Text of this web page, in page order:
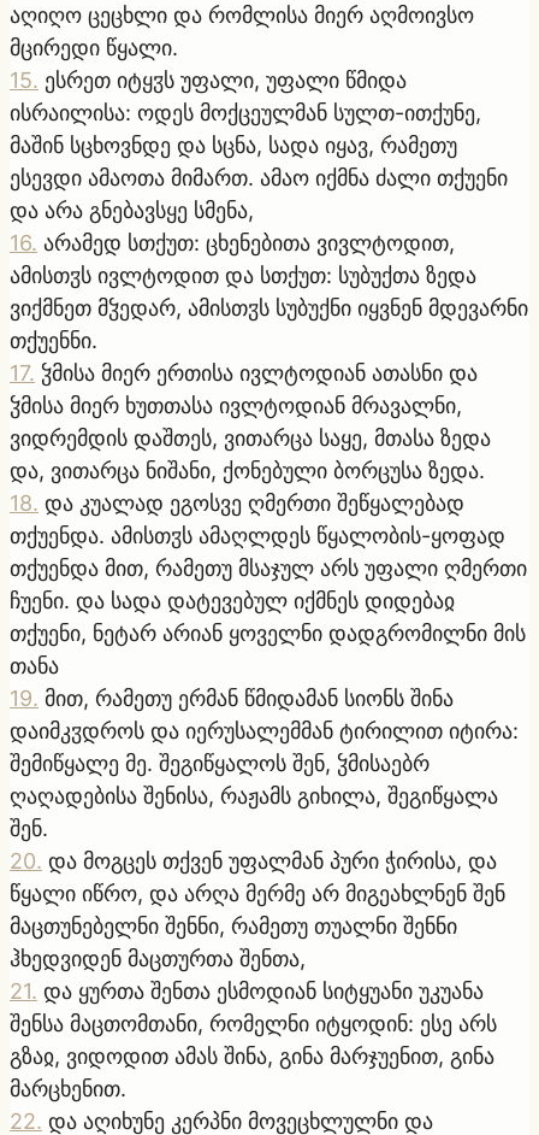
აღიღო ცეცხლი და რომლისა მიერ აღმოივსო
მცირედი წყალი.
15. ესრეთ იტყჳს უფალი, უფალი წმიდა
ისრაილისა: ოდეს მოქცეულმან სულთ-ითქუნე,
მაშინ სცხოვნდე და სცნა, სადა იყავ, რამეთუ
ესევდი ამაოთა მიმართ. ამაო იქმნა ძალი თქუენი
და არა გნებავსყე სმენა,
16. არამედ სთქუთ: ცხენებითა ვივლტოდით,
ამისთჳს ივლტოდით და სთქუთ: სუბუქთა ზედა
ვიქმნეთ მჴედარ, ამისთჳს სუბუქნი იყვნენ მდევარნი
თქუენნი.
17. ჴმისა მიერ ერთისა ივლტოდიან ათასნი და
ჴმისა მიერ ხუთთასა ივლტოდიან მრავალნი,
ვიდრემდის დაშთეს, ვითარცა საყე, მთასა ზედა
და, ვითარცა ნიშანი, ქონებული ბორცუსა ზედა.
18. და კუალად ეგოსვე ღმერთი შეწყალებად
თქუენდა. ამისთჳს ამაღლდეს წყალობის-ყოფად
თქუენდა მით, რამეთუ მსაჯულ არს უფალი ღმერთი
ჩუენი. და სადა დატევებულ იქმნეს დიდებაჲ
თქუენი, ნეტარ არიან ყოველნი დადგრომილნი მის
თანა
19. მით, რამეთუ ერმან წმიდამან სიონს შინა
დაიმკჳდროს და იერუსალემმან ტირილით იტირა:
შემიწყალე მე. შეგიწყალოს შენ, ჴმისაებრ
ღაღადებისა შენისა, რაჟამს გიხილა, შეგიწყალა
შენ.
20. და მოგცეს თქვენ უფალმან პური ჭირისა, და
წყალი იწრო, და არღა მერმე არ მიგეახლნენ შენ
მაცთუნებელნი შენნი, რამეთუ თუალნი შენნი
ჰხედვიდენ მაცთურთა შენთა,
21. და ყურთა შენთა ესმოდიან სიტყუანი უკუანა
შენსა მაცთომთანი, რომელნი იტყოდინ: ესე არს
გზაჲ, ვიდოდით ამას შინა, გინა მარჯუენით, გინა
მარცხენით.
22. და აღიხუნე კერპნი მოვეცხლულნი და